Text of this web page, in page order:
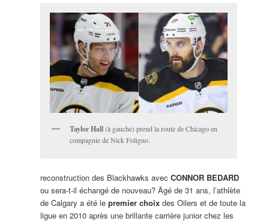
Taylor Hall(à gauche) prend la route de Chicago en
compagnie de Nick Foligno.
reconstruction des Blackhawks avec CONNOR BEDARD
ou sera-t-il échangé de nouveau? Âgé de 31 ans, l’athlète
de Calgary a été le premier choixdes Oilers et de toute la
ligue en 2010 après une brillante carrière junior chez les